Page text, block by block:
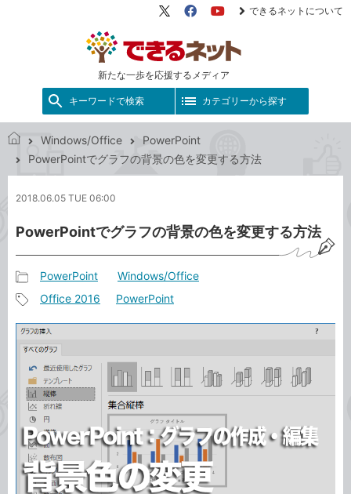
新たな一歩を応援するメディア
X（旧
FacebookYouTube
できるネットについて
キーワードで検索 カテゴリーから探す
で
ネ
ト
Windows/Office
PowerPoint
PowerPointでグラフの背景の色を変更する方法
2018.06.05 TUE 06:00
PowerPointでグラフの背景の色を変更する方法
事
カ
テ
ゴ
リ
PowerPoint Windows/Office
事
タ
グ
Office 2016 PowerPoint